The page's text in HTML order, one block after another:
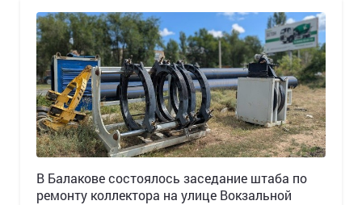
В Балакове состоялось заседание штаба по
ремонту коллектора на улице Вокзальной